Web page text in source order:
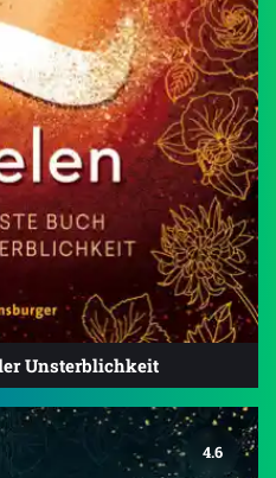
Unsterblichkeit
4.6